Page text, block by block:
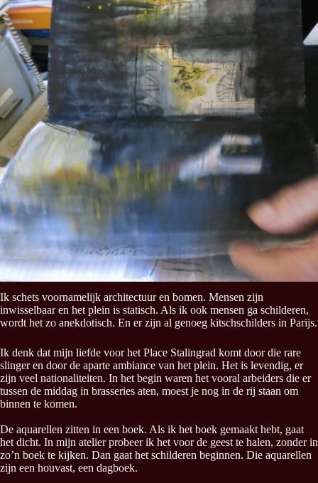
Ik schets voornamelijk architectuur en bomen. Mensen zijn
inwisselbaar en het plein is statisch. Als ik ook mensen ga schilderen,
wordt het zo anekdotisch. En er zijn al genoeg kitschschilders in Parijs.
Ik denk dat mijn liefde voor het Place Stalingrad komt door die rare
slinger en door de aparte ambiance van het plein. Het is levendig, er
zijn veel nationaliteiten. In het begin waren het vooral arbeiders die er
tussen de middag in brasseries aten, moest je nog in de rij staan om
binnen te komen.
De aquarellen zitten in een boek. Als ik het boek gemaakt hebt, gaat
het dicht. In mijn atelier probeer ik het voor de geest te halen, zonder in
zo’n boek te kijken. Dan gaat het schilderen beginnen. Die aquarellen
zijn een houvast, een dagboek.